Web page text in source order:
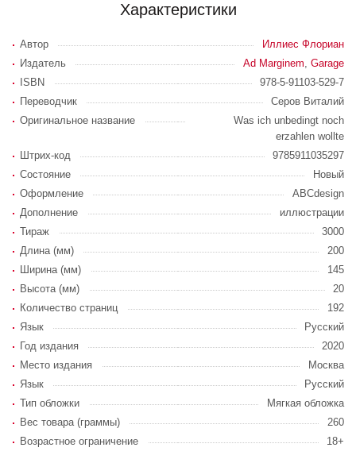
Характеристики
Автор
Иллиес Флориан
Издатель
Ad Marginem, Garage
ISBN
978-5-91103-529-7
Переводчик
Серов Виталий
Оригинальное название
Was ich unbedingt noch
erzahlen wollte
Штрих-код
9785911035297
Состояние
Новый
Оформление
ABCdesign
Дополнение
иллюстрации
Тираж
3000
Длина (мм)
200
Ширина (мм)
145
Высота (мм)
20
Количество страниц
192
Язык
Русский
Год издания
2020
Место издания
Москва
Язык
Русский
Тип обложки
Мягкая обложка
Вес товара (граммы)
260
Возрастное ограничение
18+